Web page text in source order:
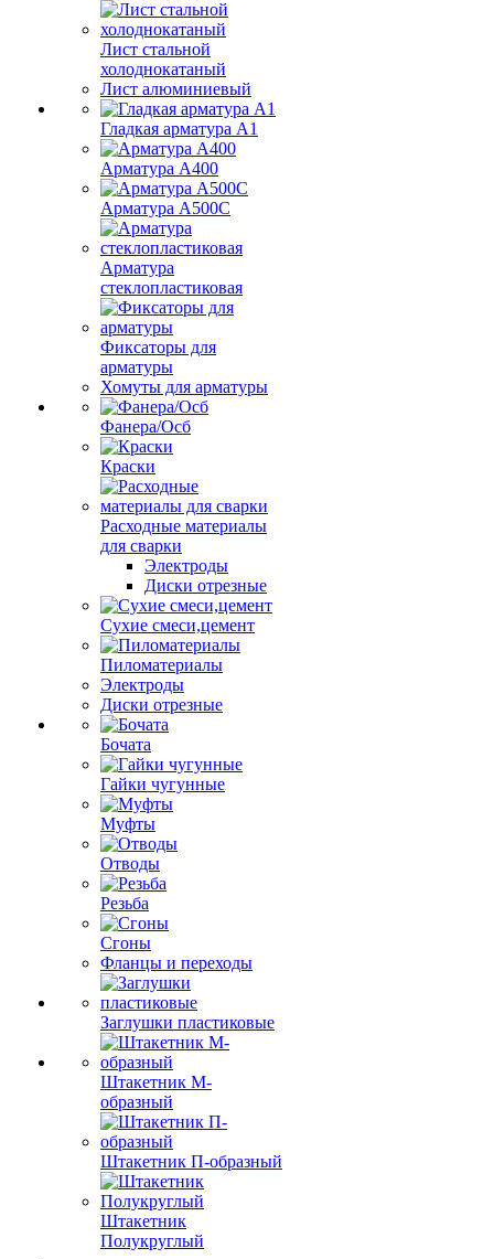
Лист стальной
холоднокатаный
Лист алюминиевый
Гладкая арматура А1
Арматура А400
Арматура A500C
Арматура
стеклопластиковая
Фиксаторы для
арматуры
Хомуты для арматуры
Фанера/Осб
Краски
Расходные материалы
для сварки
Электроды
Диски отрезные
Сухие смеси,цемент
Пиломатериалы
Электроды
Диски отрезные
Бочата
Гайки чугунные
Муфты
Отводы
Резьба
Сгоны
Фланцы и переходы
Заглушки пластиковые
Штакетник М-
образный
Штакетник П-образный
Штакетник
Полукруглый